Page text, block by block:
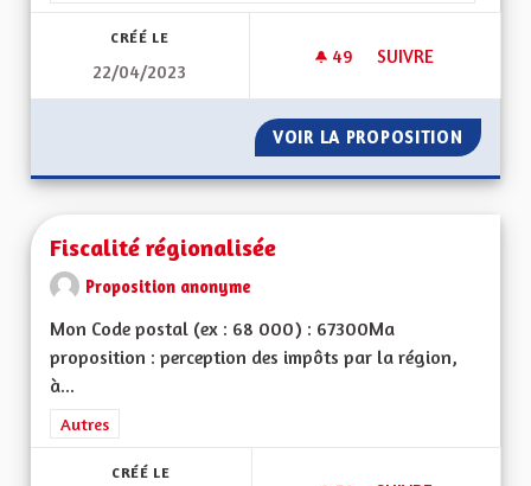
CRÉÉ LE
22/04/2023
49 49 ABONNÉS
SUIVRE
VOIR LA PROPOSITION
Fiscalité régionalisée
Proposition anonyme
Mon Code postal (ex : 68 000) : 67300Ma
proposition : perception des impôts par la région,
à...
Filtrer les résultats de la catégorie : Autres
Autres
CRÉÉ LE